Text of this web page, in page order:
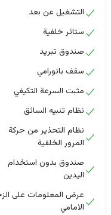
التشغيل عن بعد
ستائر خلفية
صندوق تبريد
سقف بانورامي
مثبت السرعة التكيفي
نظام تنبيه السائق
نظام التحذير من حركة
المرور الخلفية
صندوق بدون استخدام
اليدين
عرض المعلومات على
الامامي